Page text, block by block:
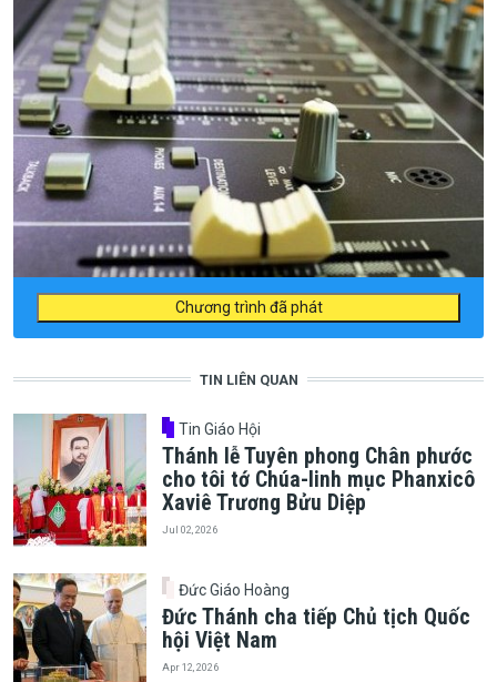
Chương trình đã phát
TIN LIÊN QUAN
Tin Giáo Hội
Thánh lễ Tuyên phong Chân phước
cho tôi tớ Chúa-linh mục Phanxicô
Xaviê Trương Bửu Diệp
Jul 02, 2026
Đức Giáo Hoàng
Đức Thánh cha tiếp Chủ tịch Quốc
hội Việt Nam
Apr 12, 2026